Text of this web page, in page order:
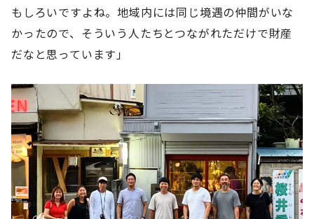
もしろいですよね。地域内には同じ境遇の仲間がいな
かったので、そういう人たちとつながれただけで財産
だなと思っています」